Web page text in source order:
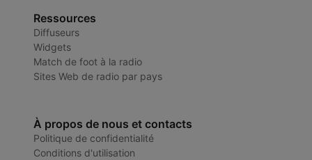
Ressources
Diffuseurs
Widgets
Match de foot à la radio
Sites Web de radio par pays
À propos de nous et contacts
Politique de confidentialité
Conditions d'utilisation